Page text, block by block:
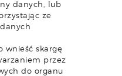
danych, lub
ze
wnieść skargę
przez
do organu